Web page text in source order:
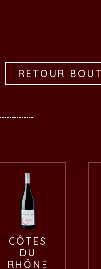
RETOUR
CÔTES
DU
RHÔNE